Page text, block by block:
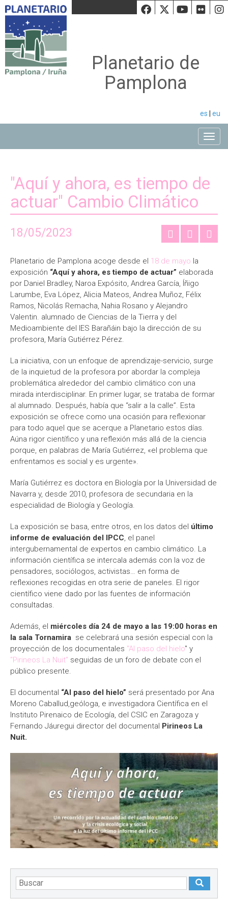
Facebook
Twiiter
Planetario de
Pamplona
es eu
"Aquí y ahora, es tiempo de
actuar" Cambio Climático
18/05/2023
Planetario de Pamplona acoge desde el 18 de mayo la
exposición “Aquí y ahora, es tiempo de actuar” elaborada
por Daniel Bradley, Naroa Expósito, Andrea García, Íñigo
Larumbe, Eva López, Alicia Mateos, Andrea Muñoz, Félix
Ramos, Nicolás Remacha, Nahia Rosano y Alejandro
Valentin. alumnado de Ciencias de la Tierra y del
Medioambiente del IES Barañáin bajo la dirección de su
profesora, María Gutiérrez Pérez.
La iniciativa, con un enfoque de aprendizaje-servicio, surge
de la inquietud de la profesora por abordar la compleja
problemática alrededor del cambio climático con una
mirada interdisciplinar. En primer lugar, se trataba de formar
al alumnado. Después, había que “salir a la calle”. Esta
exposición se ofrece como una ocasión para reflexionar
para todo aquel que se acerque a Planetario estos días.
Aúna rigor científico y una reflexión más allá de la ciencia
porque, en palabras de María Gutiérrez, «el problema que
enfrentamos es social y es urgente».
María Gutiérrez es doctora en Biología por la Universidad de
Navarra y, desde 2010, profesora de secundaria en la
especialidad de Biología y Geología.
La exposición se basa, entre otros, en los datos del último
informe de evaluación del IPCC, el panel
intergubernamental de expertos en cambio climático. La
información científica se intercala además con la voz de
pensadores, sociólogos, activistas… en forma de
reflexiones recogidas en otra serie de paneles. El rigor
científico viene dado por las fuentes de información
consultadas.
Además, el miércoles día 24 de mayo a las 19:00 horas en
la sala Tornamira se celebrará una sesión especial con la
proyección de los documentales "Al paso del hielo" y
"Pirineos La Nuit" seguidas de un foro de debate con el
público presente.
El documental “Al paso del hielo” será presentado por Ana
Moreno Caballud,geóloga, e investigadora Científica en el
Instituto Pirenaico de Ecología, del CSIC en Zaragoza y
Fernando Jáuregui director del documental Pirineos La
Nuit.